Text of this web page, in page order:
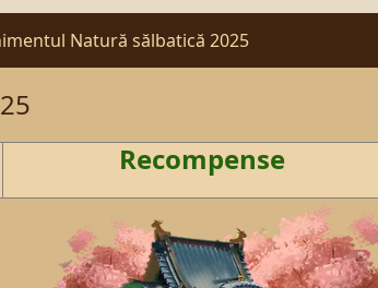
Natură sălbatică 2025
Recompense